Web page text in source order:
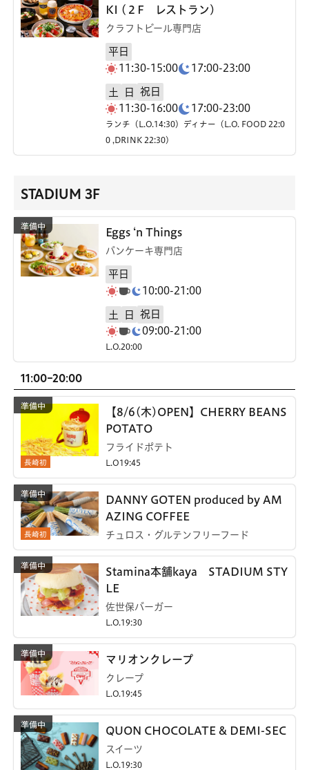
KI (２F レストラン)
クラフトビール専門店
平日
11:30-15:00
17:00-23:00
土 日
祝日
11:30-16:00
17:00-23:00
ランチ（L.O.14:30）ディナー（L.O. FOOD 22:0
0 ,DRINK 22:30）
STADIUM 3F
Eggs ‘n Things
パンケーキ専門店
平日
10:00-21:00
土 日
祝日
09:00-21:00
L.O.20:00
11:00-20:00
長崎初
【8/6(木)OPEN】CHERRY BEANS
POTATO
フライドポテト
L.O19:45
長崎初
DANNY GOTEN produced by AM
AZING COFFEE
チュロス・グルテンフリーフード
Stamina本舗kaya STADIUM STY
LE
佐世保バーガー
L.O.19:30
マリオンクレープ
クレープ
L.O.19:45
QUON CHOCOLATE & DEMI-SEC
スイーツ
L.O.19:30